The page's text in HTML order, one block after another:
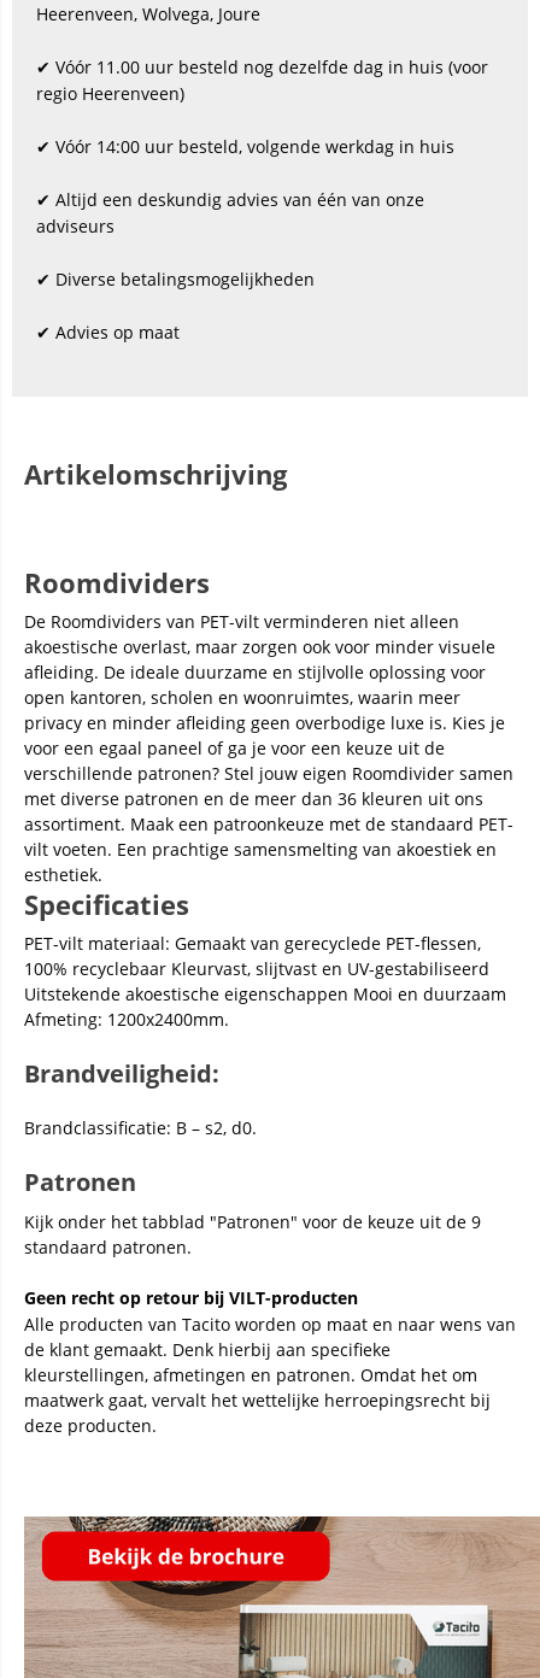
Heerenveen, Wolvega, Joure
✔ Vóór 11.00 uur besteld nog dezelfde dag in huis (voor
regio Heerenveen)
✔ Vóór 14:00 uur besteld, volgende werkdag in huis
✔ Altijd een deskundig advies van één van onze
adviseurs
✔ Diverse betalingsmogelijkheden
✔ Advies op maat
Artikelomschrijving
Roomdividers
De Roomdividers van PET-vilt verminderen niet alleen
akoestische overlast, maar zorgen ook voor minder visuele
afleiding. De ideale duurzame en stijlvolle oplossing voor
open kantoren, scholen en woonruimtes, waarin meer
privacy en minder afleiding geen overbodige luxe is. Kies je
voor een egaal paneel of ga je voor een keuze uit de
verschillende patronen? Stel jouw eigen Roomdivider samen
met diverse patronen en de meer dan 36 kleuren uit ons
assortiment. Maak een patroonkeuze met de standaard PET-
vilt voeten. Een prachtige samensmelting van akoestiek en
esthetiek.
Specificaties
PET-vilt materiaal: Gemaakt van gerecyclede PET-flessen,
100% recyclebaar Kleurvast, slijtvast en UV-gestabiliseerd
Uitstekende akoestische eigenschappen Mooi en duurzaam
Afmeting: 1200x2400mm.
Brandveiligheid:
Brandclassificatie: B – s2, d0.
Patronen
Kijk onder het tabblad "Patronen" voor de keuze uit de 9
standaard patronen.
Geen recht op retour bij VILT-producten
Alle producten van Tacito worden op maat en naar wens van
de klant gemaakt. Denk hierbij aan specifieke
kleurstellingen, afmetingen en patronen. Omdat het om
maatwerk gaat, vervalt het wettelijke herroepingsrecht bij
deze producten.